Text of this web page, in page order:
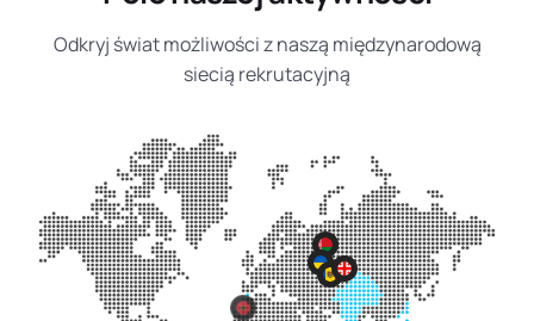
Odkryj świat możliwości z naszą międzynarodową
siecią rekrutacyjną